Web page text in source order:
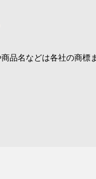
品名などは各社の商標